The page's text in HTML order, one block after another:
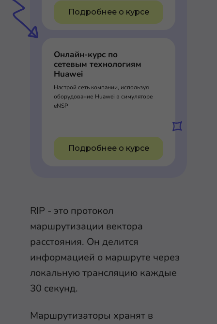
Подробнее о курсе
Онлайн-курс по
сетевым технологиям
Huawei
Настрой сеть компании, используя
оборудование Huawei в симуляторе
eNSP
Подробнее о курсе
RIP - это протокол
маршрутизации вектора
расстояния. Он делится
информацией о маршруте через
локальную трансляцию каждые
30 секунд.
Маршрутизаторы хранят в